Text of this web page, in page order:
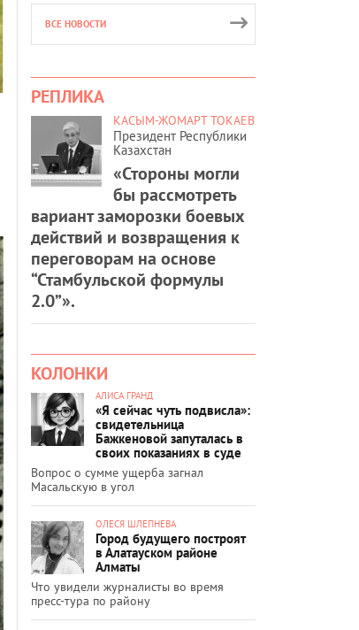
ВСЕ НОВОСТИ
РЕПЛИКА
КАСЫМ-ЖОМАРТ ТОКАЕВ
Президент Республики
Казахстан
«Стороны могли
бы рассмотреть
вариант заморозки боевых
действий и возвращения к
переговорам на основе
“Стамбульской формулы
2.0”».
КОЛОНКИ
АЛИСА ГРАНД
«Я сейчас чуть подвисла»:
свидетельница
Бажкеновой запуталась в
своих показаниях в суде
Вопрос о сумме ущерба загнал
Масальскую в угол
ОЛЕСЯ ШЛЕПНЕВА
Город будущего построят
в Алатауском районе
Алматы
Что увидели журналисты во время
пресс-тура по району